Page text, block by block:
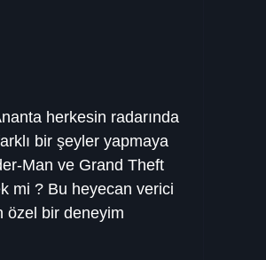
herkesin radarında
bir şeyler yapmaya
Man ve Grand Theft
mi ? Bu heyecan verici
özel bir deneyim